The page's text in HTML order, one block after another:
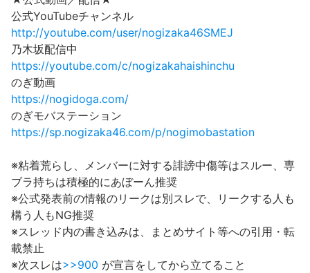
公式YouTubeチャンネル
http://youtube.com/user/nogizaka46SMEJ
乃木坂配信中
https://youtube.com/c/nogizakahaishinchu
のぎ動画
https://nogidoga.com/
のぎモバステーション
https://sp.nogizaka46.com/p/nogimobastation
※粘着荒らし、メンバーに対する誹謗中傷等はスルー、専
ブラ持ちは積極的にあぼーん推奨
※公式発表前の情報のリークは別スレで、リークする人も
構う人もNG推奨
※スレッド内の書き込みは、まとめサイト等への引用・転
載禁止
※次スレは>>900 が宣言をしてから立てること